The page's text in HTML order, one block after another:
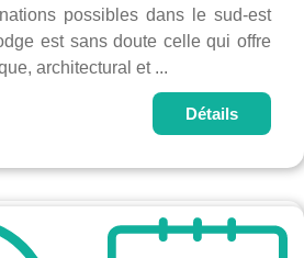
possibles dans le sud-est
est sans doute celle qui offre
architectural et ...
Détails